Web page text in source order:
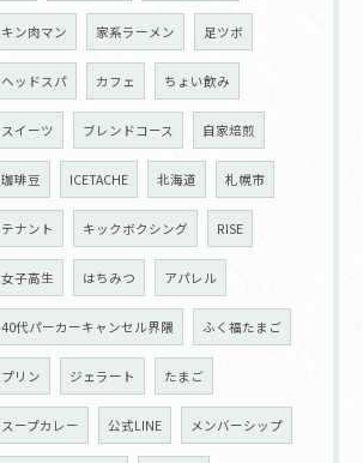
キン肉マン 家系ラーメン 足ツボ
ヘッドスパ カフェ ちょい飲み
スイーツ ブレンドコース 自家焙煎
珈琲豆 ICETACHE 北海道 札幌市
テナント キックボクシング RISE
女子高生 はちみつ アパレル
40代パーカーキャンセル界隈 ふく福たまご
プリン ジェラート たまご
スープカレー 公式LINE メンバーシップ